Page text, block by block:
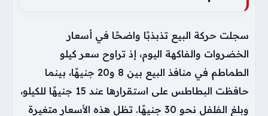
سجلت حركة البيع تذبذبًا واضحًا في أسعار
الخضروات والفاكهة اليوم، إذ تراوح سعر كيلو
الطماطم في منافذ البيع بين 8 و20 جنيهًا، بينما
حافظت البطاطس على استقرارها عند 15 جنيهًا للكيلو،
وبلغ الفلفل نحو 30 جنيهًا. تظل هذه الأسعار متغيرة